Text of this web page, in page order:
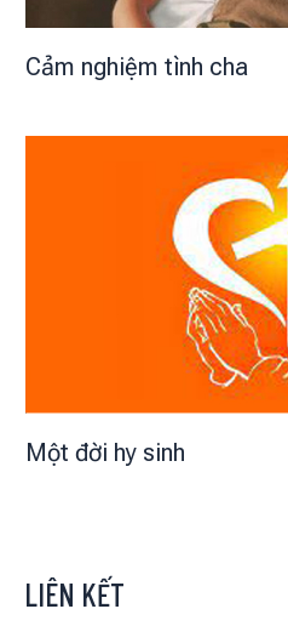
Cảm nghiệm tình cha
Một đời hy sinh
LIÊN KẾT